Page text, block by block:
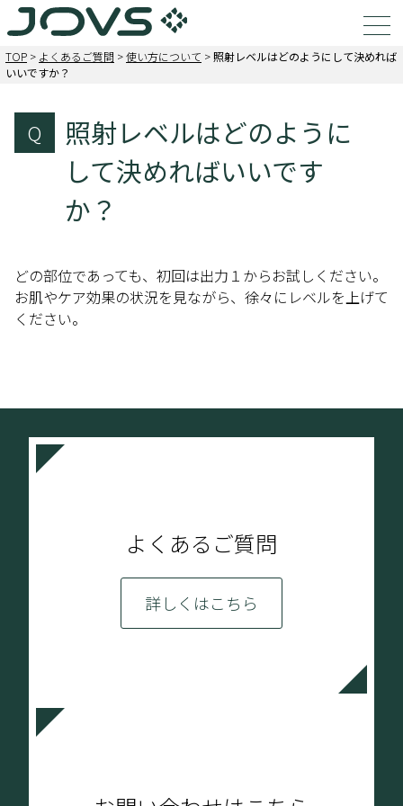
TOP > よくあるご質問 >使い方について > 照射レベルはどのようにして決めれば
いいですか？
Q
照射レベルはどのように
して決めればいいです
か？
どの部位であっても、初回は出力１からお試しください。
お肌やケア効果の状況を見ながら、徐々にレベルを上げて
ください。
よくあるご質問
詳しくはこちら